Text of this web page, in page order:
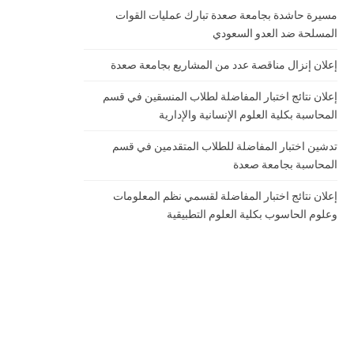
مسيرة حاشدة بجامعة صعدة تبارك عمليات القوات
المسلحة ضد العدو السعودي
إعلان إنزال مناقصة عدد من المشاريع بجامعة صعدة
إعلان نتائج اختبار المفاضلة لطلاب المنسقين في قسم
المحاسبة بكلية العلوم الإنسانية والإدارية
تدشين اختبار المفاضلة للطلاب المتقدمين في قسم
المحاسبة بجامعة صعدة
إعلان نتائج اختبار المفاضلة لقسمي نظم المعلومات
وعلوم الحاسوب بكلية العلوم التطبيقية